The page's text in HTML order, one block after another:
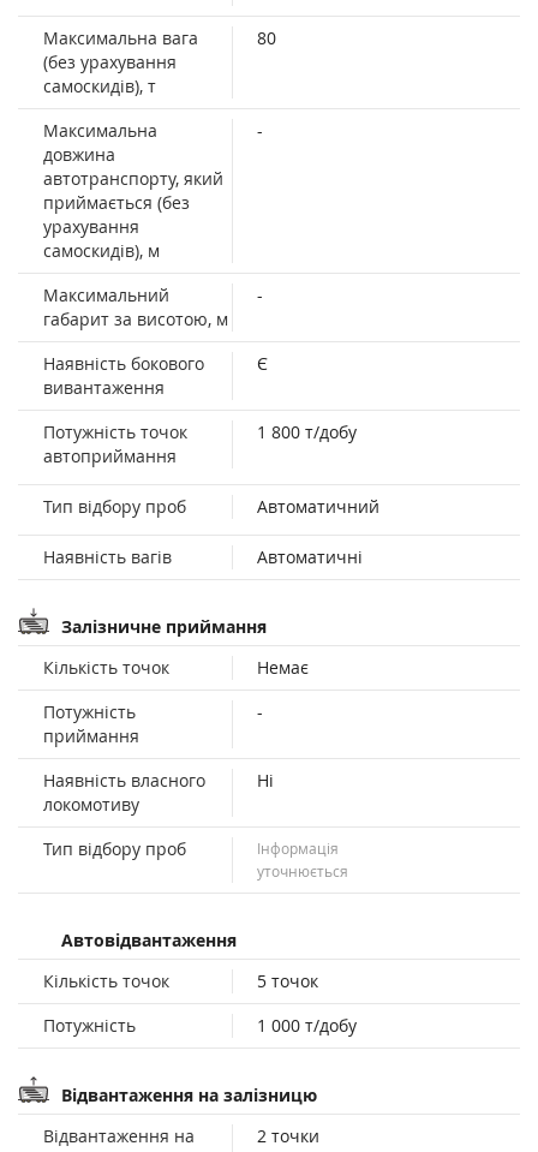
Максимальна вага
(без урахування
самоскидів), т
80
Максимальна
довжина
автотранспорту, який
приймається (без
урахування
самоскидів), м
-
Максимальний
габарит за висотою, м
-
Наявність бокового
вивантаження
Є
Потужність точок
автоприймання
1 800 т/добу
Тип відбору проб Автоматичний
Наявність вагів Автоматичні
Залізничне приймання
Кількість точок
Немає
Потужність
приймання
-
Наявність власного
локомотиву
Ні
Тип відбору проб
Інформація
уточнюється
Автовідвантаження
Кількість точок
5 точок
Потужність
1 000 т/добу
Відвантаження на залізницю
Відвантаження на
2 точки